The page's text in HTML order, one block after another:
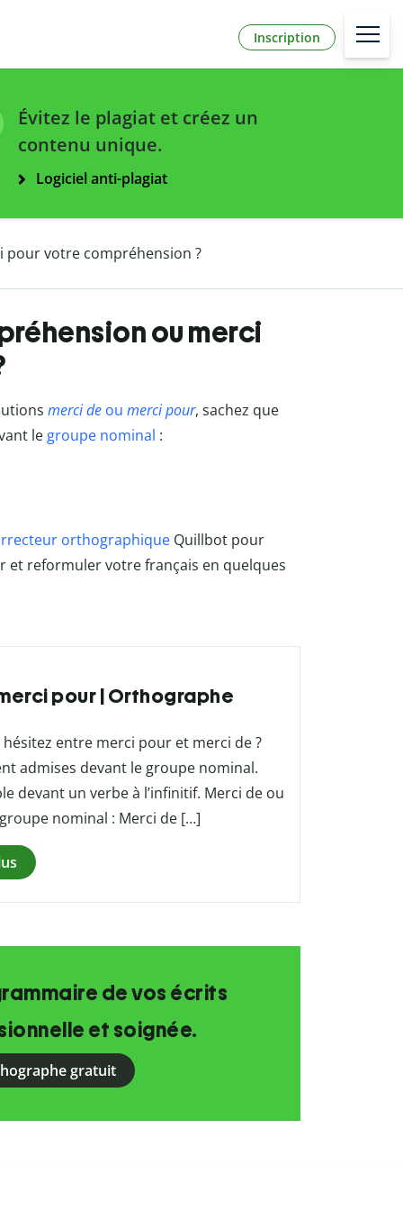
Inscription
Évitez le plagiat et créez un
contenu unique.
Logiciel anti-plagiat
votre compréhension ?
ou merci
merci deou merci pour, sachez que
le groupe nominal :
orthographiqueQuillbot pour
et reformuler votre français en quelques
pour | Orthographe
entre merci pour et merci de ?
admises devant le groupe nominal.
devant un verbe à l’infinitif. Merci de ou
nominal : Merci de […]
de vos écrits
et soignée.
gratuit